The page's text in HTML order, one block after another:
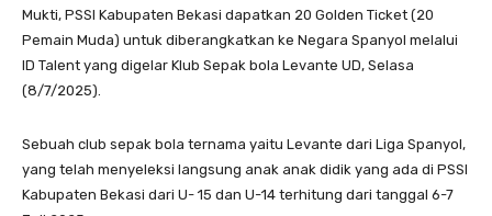
Mukti, PSSI Kabupaten Bekasi dapatkan 20 Golden Ticket (20
Pemain Muda) untuk diberangkatkan ke Negara Spanyol melalui
ID Talent yang digelar Klub Sepak bola Levante UD, Selasa
(8/7/2025).
Sebuah club sepak bola ternama yaitu Levante dari Liga Spanyol,
yang telah menyeleksi langsung anak anak didik yang ada di PSSI
Kabupaten Bekasi dari U- 15 dan U-14 terhitung dari tanggal 6-7